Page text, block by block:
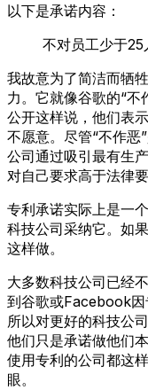
以下是承诺内容：
不对员工少于25
我故意为了简洁而牺
力。它就像谷歌的“不
公开这样说，他们表
不愿意。尽管“不作恶
公司通过吸引最有生
对自己要求高于法律
专利承诺实际上是一
科技公司采纳它。如
这样做。
大多数科技公司已经
到谷歌或Facebook因
所以对更好的科技公
他们只是承诺做他们
使用专利的公司都这
眼。